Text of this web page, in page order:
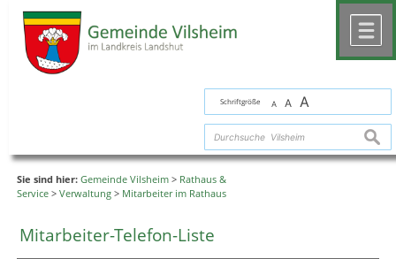
Schriftgröße A A A
Sie sind hier: Gemeinde Vilsheim > Rathaus &
Service > Verwaltung > Mitarbeiter im Rathaus
Mitarbeiter-Telefon-Liste